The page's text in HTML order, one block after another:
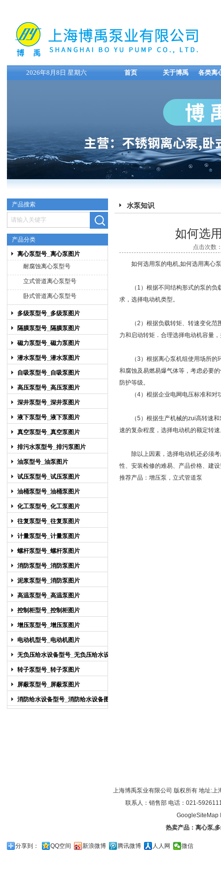
上海博禹泵业有限公司
2026年8月8日 星期六 首页 关于博禹 各类离
产品搜索
产品分类
离心泵型号_离心泵图片
耐腐蚀离心泵型号
立式管道离心泵型号
卧式管道离心泵型号
多级泵型号_多级泵图片
隔膜泵型号_隔膜泵图片
磁力泵型号_磁力泵图片
潜水泵型号_潜水泵图片
自吸泵型号_自吸泵图片
高压泵型号_高压泵图片
深井泵型号_深井泵图片
液下泵型号_液下泵图片
真空泵型号_真空泵图片
排污水泵型号_排污泵图片
油泵型号_油泵图片
试压泵型号_试压泵图片
油桶泵型号_油桶泵图片
化工泵型号_化工泵图片
往复泵型号_往复泵图片
计量泵型号_计量泵图片
螺杆泵型号_螺杆泵图片
消防泵型号_消防泵图片
泥浆泵型号_消防泵图片
高温泵型号_高温泵图片
控制柜型号_控制柜图片
增压泵型号_增压泵图片
电动机型号_电动机图片
无负压给水设备型号_无负压给水设备
图片
转子泵型号_转子泵图片
屏蔽泵型号_屏蔽泵图片
消防给水设备型号_消防给水设备图片
水泵知识
如何选
点击次数
如何选用泵的电机,如何选用离心
（1）根据不同结构形式的泵的负
求，选择电动机类型。
（2）根据负载转矩、转速变化范
力和启动转矩．合理选择电动机容量
（3）根据离心泵机组使用场所的
和腐蚀及易燃易爆气体等，考虑必要
防护等级。
（4）棍据企业电网电压标准和对
（5）根据生产机械的zui高转速和
速的复杂程度，选择电动机的额定转
除以上因素，选择电动机还必须考
性、安装检修的难易、产品价格、建
推荐产品： 增压泵 ， 立式管道泵
上海博禹泵业有限公司 版权所有 地址:
联系人：销售部 电话：021-
GoogleSiteMap
热卖产品： 离心泵,
分享到： QQ空间 新浪微博 腾讯微博 人人网 微信